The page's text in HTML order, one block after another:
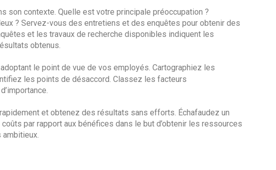
son contexte. Quelle est votre principale préoccupation ?
? Servez-vous des entretiens et des enquêtes pour obtenir des
et les travaux de recherche disponibles indiquent les
obtenus.
le point de vue de vos employés. Cartographiez les
les points de désaccord. Classez les facteurs
et obtenez des résultats sans efforts. Échafaudez un
par rapport aux bénéfices dans le but d’obtenir les ressources